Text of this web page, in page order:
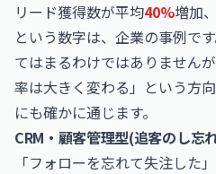
リード獲得数が平均40%増加
という数字は、企業の事例で
てはまるわけではありません
率は大きく変わる」という方
にも確かに通じます。
CRM・顧客管理型(追客のし忘
「フォローを忘れて失注した